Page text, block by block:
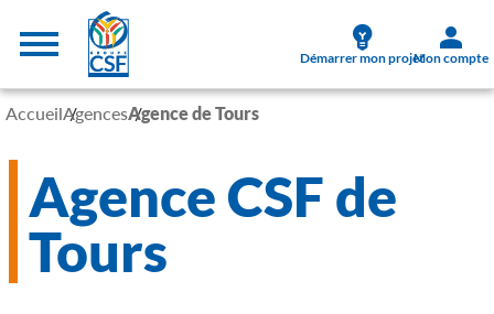
Aller au contenu principal
Démarrer mon projetMon compte
AccueilAgencesAgence de Tours
Agence CSF de
Tours